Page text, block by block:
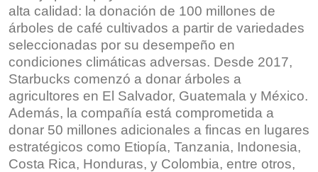
alta calidad: la donación de 100 millones de
árboles de café cultivados a partir de variedades
seleccionadas por su desempeño en
condiciones climáticas adversas. Desde 2017,
Starbucks comenzó a donar árboles a
agricultores en El Salvador, Guatemala y México.
Además, la compañía está comprometida a
donar 50 millones adicionales a fincas en lugares
estratégicos como Etiopía, Tanzania, Indonesia,
Costa Rica, Honduras, y Colombia, entre otros,